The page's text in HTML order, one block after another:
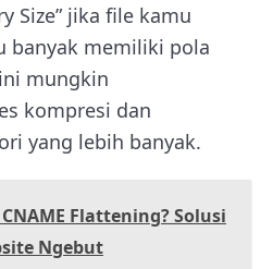
Size” jika file kamu
banyak memiliki pola
mungkin
kompresi dan
yang lebih banyak.
Flattening? Solusi
Ngebut